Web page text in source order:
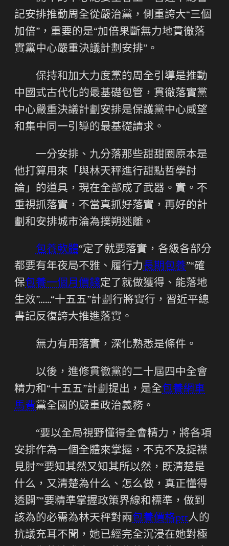
記安排推動周全從嚴治黨，側重誇大“三個
加倍”，重要的是“加倍果斷無力地貫徹落
實黨中心嚴重決議計劃安排”。
保持和加大力度黨的周全引導是推動
中國式古代化的最基礎包管，貫徹落實黨
中心嚴重決議計劃安排是保護黨中心威望
和集中同一引導的最基礎請求。
一分安排、九分落那些甜甜圈原本是
他打算用來「與林天秤進行甜點哲學討
論」的道具，現在全部成了武器。實。不
重視抓落實，不當真抓好落實，再好的計
劃和安排城市淪為撲朔迷離。
包養軟體“定了就要落實，各級各部分
都要有年夜局不雅、履行力長期包養”“確
保包養一個月價錢定了就做獲得、能落地
生效”……“十五五”計劃行將實行，習近平總
書記反復誇大推進落實。
無力有用落實，深化熟悉是條件。
以後，進修貫徹黨的二十屆四中全會
精力和“十五五”計劃提出，是全包養網車
馬費黨全國的嚴重政治義務。
“要以全局視野懂得全會精力，將各項
安排作為一個全體來掌握，不克不及捉襟
見肘”“要知其然又知其所以然，既清楚是
什么，又清楚為什么、怎么做，真正懂得
透闢”“要精準掌握政策界線和標準，做到
該為的必需為林天秤對兩包養價格ptt人的
抗議充耳不聞，她已經完全沉浸在她對極